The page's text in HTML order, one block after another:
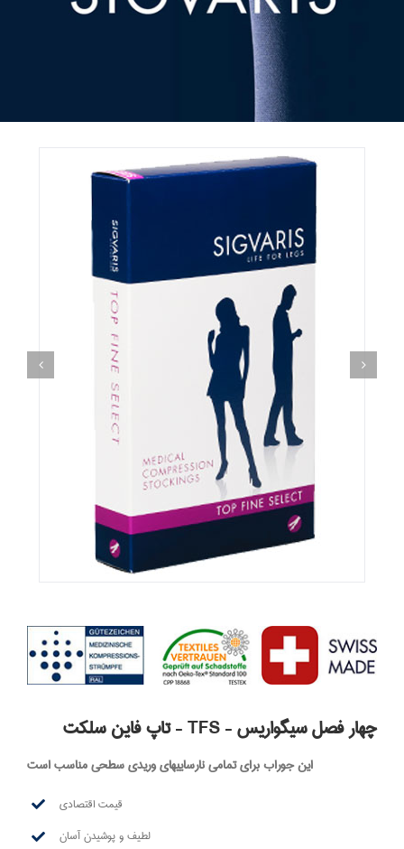
تاپ فاین سلکت – TFS – چهار فصل سیگواریس
این جوراب برای تمامی نارساییهای وریدی سطحی مناسب است
قیمت اقتصادی
لطیف و پوشیدن آسان